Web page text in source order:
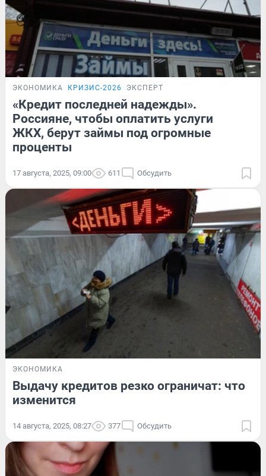
ЭКОНОМИКА КРИЗИС-2026 ЭКСПЕРТ
«Кредит последней надежды».
Россияне, чтобы оплатить услуги
ЖКХ, берут займы под огромные
проценты
17 августа, 2025, 09:00 611 Обсудить
ЭКОНОМИКА
Выдачу кредитов резко ограничат: что
изменится
14 августа, 2025, 08:27 377 Обсудить